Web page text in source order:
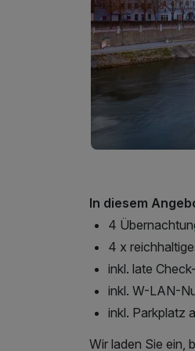
In diesem
4
4 x
inkl. late
inkl. W-LAN-
inkl. Parkplatz
Wir laden Sie ein,